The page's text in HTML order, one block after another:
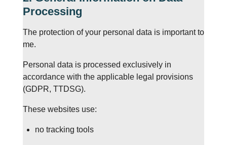
Processing
The protection of your personal data is important to
me.
Personal data is processed exclusively in
accordance with the applicable legal provisions
(GDPR, TTDSG).
These websites use:
no tracking tools